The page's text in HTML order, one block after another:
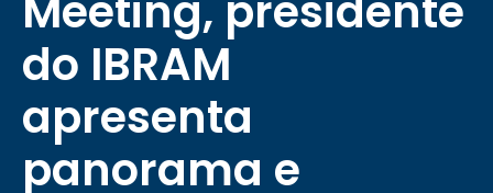
do IBRAM
apresenta
panorama e